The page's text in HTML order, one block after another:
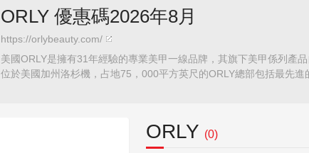
ORLY 優惠碼2026年8月
https://orlybeauty.com/
美國ORLY是擁有31年經驗的專業美甲一線品牌，其旗下美甲係列產
位於美國加州洛杉機，占地75，000平方英尺的ORLY總部包括最先進
ORLY (0)